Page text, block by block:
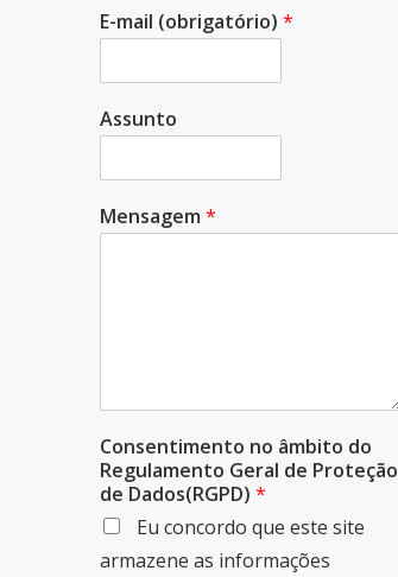
E-mail (obrigatório) *
Assunto
Mensagem *
Consentimento no âmbito do
Regulamento Geral de Proteção
de Dados(RGPD) *
Eu concordo que este site
armazene as informações